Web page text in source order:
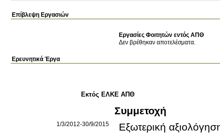
Επίβλεψη Εργασιών
Εργασίες Φοιτητών εντός ΑΠΘ
Δεν βρέθηκαν αποτελέσματα.
Ερευνητικά Έργα
Εκτός ΕΛΚΕ ΑΠΘ
Συμμετοχή
1/3/2012-30/9/2015 Εξωτερική